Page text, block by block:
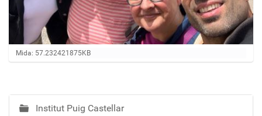
Feu clic per a visualitzar la imatge a mida completa…
Mida: 57.232421875KB
N
Institut Puig Castellar